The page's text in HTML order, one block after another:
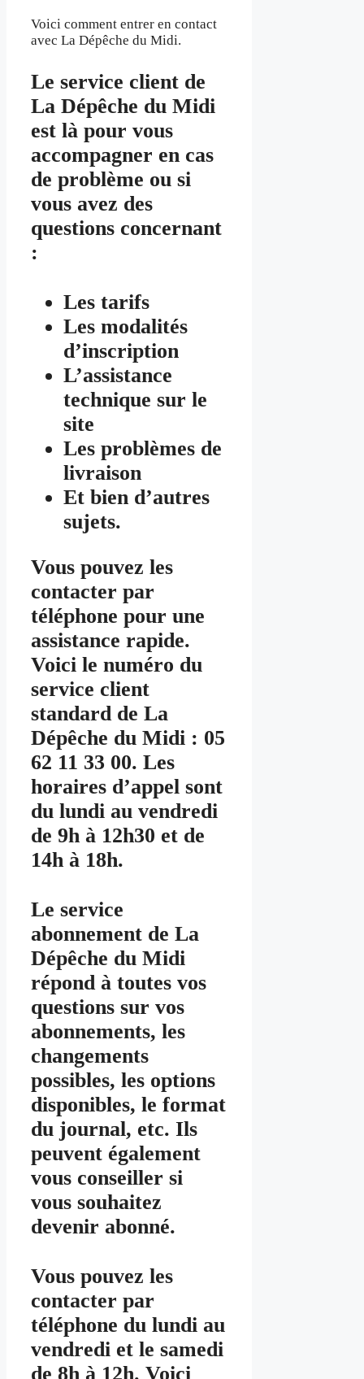
Voici comment entrer en contact
avec La Dépêche du Midi.
Le service client de
La Dépêche du Midi
est là pour vous
accompagner en cas
de problème ou si
vous avez des
questions concernant
:
Les tarifs
Les modalités
d’inscription
L’assistance
technique sur le
site
Les problèmes de
livraison
Et bien d’autres
sujets.
Vous pouvez les
contacter par
téléphone pour une
assistance rapide.
Voici le numéro du
service client
standard de La
Dépêche du Midi : 05
62 11 33 00. Les
horaires d’appel sont
du lundi au vendredi
de 9h à 12h30 et de
14h à 18h.
Le service
abonnement de La
Dépêche du Midi
répond à toutes vos
questions sur vos
abonnements, les
changements
possibles, les options
disponibles, le format
du journal, etc. Ils
peuvent également
vous conseiller si
vous souhaitez
devenir abonné.
Vous pouvez les
contacter par
téléphone du lundi au
vendredi et le samedi
de 8h à 12h. Voici